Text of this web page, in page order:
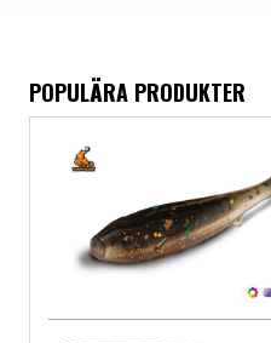
POPULÄRA PRODUKTER